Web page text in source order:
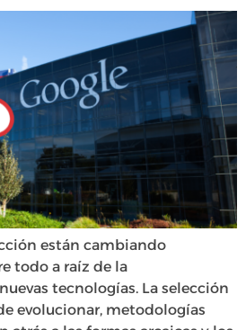
están cambiando
todo a raíz de la
tecnologías. La selección
evolucionar, metodologías